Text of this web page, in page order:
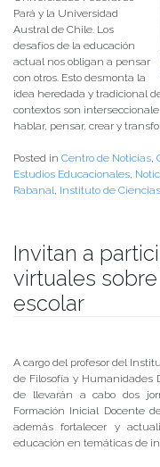
Pará y la Universidad
Austral de Chile. Los
desafíos de la educación
actual nos obligan a pensar
con otros. Esto desmonta la
idea heredada y tradicional
contextos son
hablar, pensar, crear y
Posted in Centro de Noticias
Estudios Educacionales
Rabanal Instituto de
Invitan a
virtuales
escolar
A cargo del profesor del
de Filosofía y Humanidades
de llevarán a cabo dos
Formación Inicial Docente
además fortalecer y
educación en temáticas de